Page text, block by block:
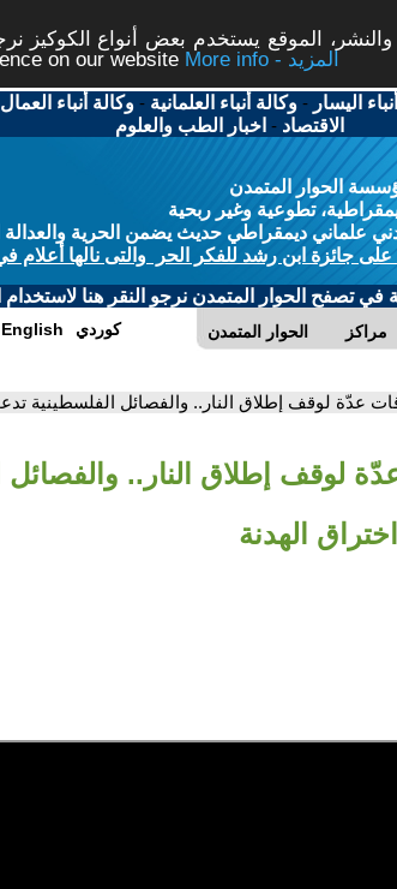
الموقع يستخدم بعض أنواع الكوكيز
on our website
More info - المزيد
اليسار -وكالة أنباء العلمانية -وكالة أنباء العمال
الاقتصاد - اخبار الطب والعلوم
الحوار المتمدن
تطوعية وغير ربحية
علماني ديمقراطي حديث يضمن الحرية والعدالة
جائزة ابن رشد للفكر الحر والتى نالها أعلام
في تصفح الحوار المتمدن نرجو النقر هنا لاستخدام
الحوار المتمدن مراكز English كوردي
عدّة لوقف إطلاق النار.. والفصائل الفلسطينية
لوقف إطلاق النار.. والفصائل
الهدنة